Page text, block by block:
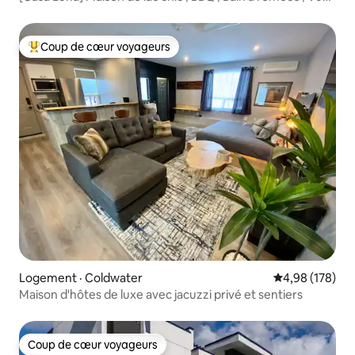
Coup de cœur voyageurs parmi les plus aimés
Coup de cœur voyageurs
Logement · Coldwater Note
4,98 (178)
Maison d'hôtes de luxe avec jacuzzi privé et sentiers
Coup de cœur voyageurs
Coup de cœur voyageurs